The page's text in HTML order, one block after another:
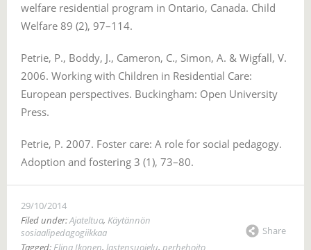
welfare residential program in Ontario, Canada. Child
Welfare 89 (2), 97–114.
Petrie, P., Boddy, J., Cameron, C., Simon, A. & Wigfall, V.
2006. Working with Children in Residential Care:
European perspectives. Buckingham: Open University
Press.
Petrie, P. 2007. Foster care: A role for social pedagogy.
Adoption and fostering 3 (1), 73–80.
29/10/2014
Filed under:Ajateltua, Käytännön
sosiaalipedagogiikkaa
Tagged:Elina Ikonen, lastensuojelu, perhehoito
Share